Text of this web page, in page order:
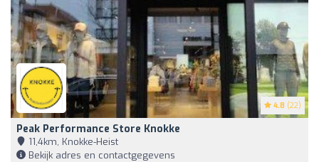
4.8 (22)
Peak Performance Store Knokke
11,4km, Knokke-Heist
Bekijk adres en contactgegevens